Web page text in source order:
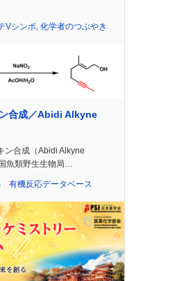
Vシンポ 化学者のつぶやき
合成／Abidi Alkyne
ン合成（Abidi Alkyne
魚類野生生物局…
有機反応データベース